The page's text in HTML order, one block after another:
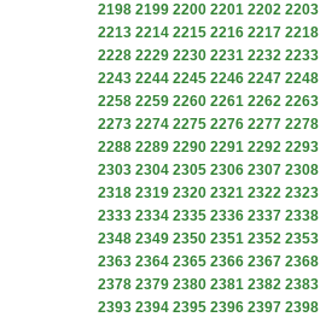
2198 2199 2200 2201 2202 2203
2213 2214 2215 2216 2217 2218
2228 2229 2230 2231 2232 2233
2243 2244 2245 2246 2247 2248
2258 2259 2260 2261 2262 2263
2273 2274 2275 2276 2277 2278
2288 2289 2290 2291 2292 2293
2303 2304 2305 2306 2307 2308
2318 2319 2320 2321 2322 2323
2333 2334 2335 2336 2337 2338
2348 2349 2350 2351 2352 2353
2363 2364 2365 2366 2367 2368
2378 2379 2380 2381 2382 2383
2393 2394 2395 2396 2397 2398